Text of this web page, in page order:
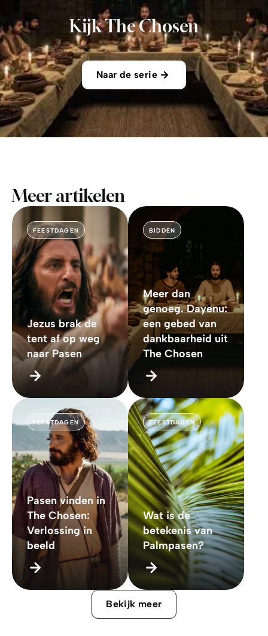
Kijk The Chosen
Naar de serie
Meer artikelen
FEESTDAGEN
Jezus brak de
tent af op weg
naar Pasen
BIDDEN
Meer dan
genoeg. Dayenu:
een gebed van
dankbaarheid uit
The Chosen
FEESTDAGEN
Pasen vinden in
The Chosen:
Verlossing in
beeld
FEESTDAGEN
Wat is de
betekenis van
Palmpasen?
Bekijk meer